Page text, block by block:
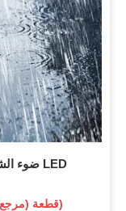
ضوء الشارع LED ضوء الشارع بالطاقة الشمسية إنارة LED
مرجع فوب السعر: US $ 478-498 / قطعة (مرجع فوب السعر)